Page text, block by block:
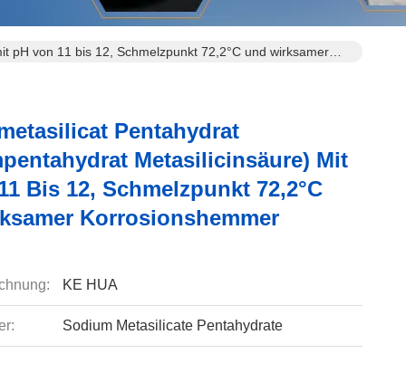
pH von 11 bis 12, Schmelzpunkt 72,2°C und wirksamer
Pentahydrat
Metasilicinsäure) Mit
Bis 12, Schmelzpunkt 72,2°C
Korrosionshemmer
KE HUA
Sodium Metasilicate Pentahydrate